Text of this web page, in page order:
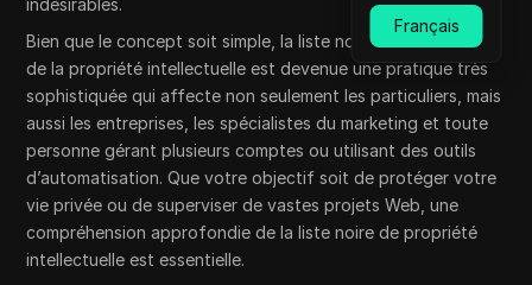
Français
indésirables.
Bien que le concept soit simple, la liste noire contemporaine
de la propriété intellectuelle est devenue une pratique très
sophistiquée qui affecte non seulement les particuliers, mais
aussi les entreprises, les spécialistes du marketing et toute
personne gérant plusieurs comptes ou utilisant des outils
d’automatisation. Que votre objectif soit de protéger votre
vie privée ou de superviser de vastes projets Web, une
compréhension approfondie de la liste noire de propriété
intellectuelle est essentielle.